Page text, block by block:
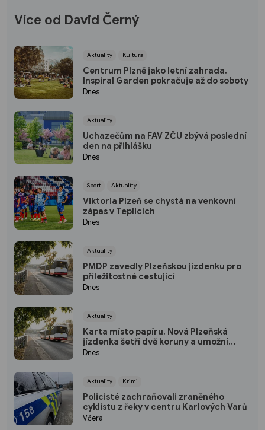
Více od David Černý
Aktuality Kultura
Centrum Plzně jako letní zahrada.
Inspiral Garden pokračuje až do soboty
Dnes
Aktuality
Uchazečům na FAV ZČU zbývá poslední
den na přihlášku
Dnes
Sport Aktuality
Viktoria Plzeň se chystá na venkovní
zápas v Teplicích
Dnes
Aktuality
PMDP zavedly Plzeňskou jízdenku pro
příležitostné cestující
Dnes
Aktuality
Karta místo papíru. Nová Plzeňská
jízdenka šetří dvě koruny a umožní
přestup
Dnes
Aktuality Krimi
Policisté zachraňovali zraněného
cyklistu z řeky v centru Karlových Varů
Včera